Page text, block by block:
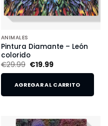
ANIMALES
Pintura Diamante – León
colorido
€29.99 €19.99
AGREGAR AL CARRITO